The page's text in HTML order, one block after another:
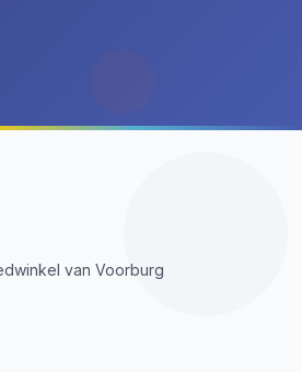
van Voorburg